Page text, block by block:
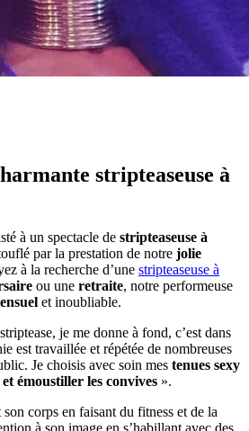
stripteaseuse à
à un spectacle de stripteaseuse à
par la prestation de notre jolie
à la recherche d’une stripteaseuse à
ou une retraite, notre performeuse
et inoubliable.
je me donne à fond, c’est dans
est travaillée et répétée de nombreuses
Je choisis avec soin mes tenues sexy
émoustiller les convives ».
corps en faisant du fitness et de la
à son image en s’habillant avec des